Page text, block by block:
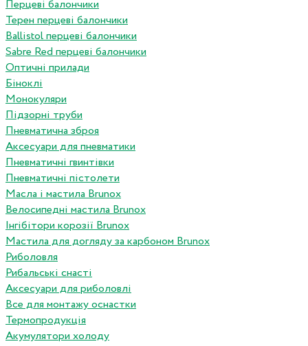
Перцеві балончики
Терен перцеві балончики
Ballistol перцеві балончики
Sabre Red перцеві балончики
Оптичні прилади
Біноклі
Монокуляри
Підзорні труби
Пневматична зброя
Аксесуари для пневматики
Пневматичні гвинтівки
Пневматичні пістолети
Масла і мастила Brunox
Велосипедні мастила Brunox
Інгібітори корозії Brunox
Мастила для догляду за карбоном Brunox
Риболовля
Рибальські снасті
Аксесуари для риболовлі
Все для монтажу оснастки
Термопродукція
Акумулятори холоду